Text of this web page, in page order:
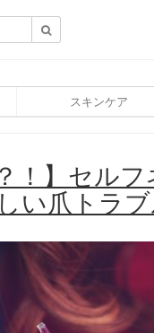
スキンケア
！】セル
い爪トラ